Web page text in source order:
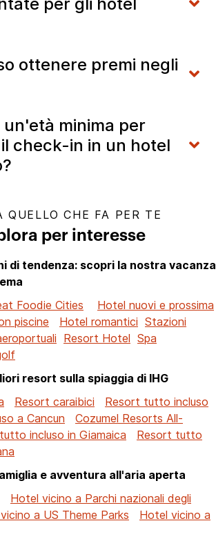
ottenere premi negli
un'età minima per
check-in in un hotel
QUELLO CHE FA PER TE
per interesse
di tendenza: scopri la nostra vacanza
Foodie Cities
Hotel nuovi e prossima
piscine Hotel romantici Stazioni
Resort Hotel Spa
resort sulla spiaggia di IHG
Resort caraibici
Resort tutto incluso
a Cancun
Cozumel Resorts All-
incluso in Giamaica
Resort tutto
e avventura all'aria aperta
Hotel vicino a Parchi nazionali degli
a US Theme Parks
Hotel vicino a